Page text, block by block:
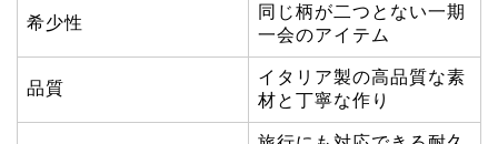
希少性
同じ柄が二つとない一期
一会のアイテム
品質
イタリア製の高品質な素
材と丁寧な作り